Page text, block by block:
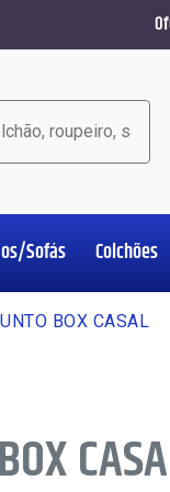
Sofás Colchões
BOX CASAL